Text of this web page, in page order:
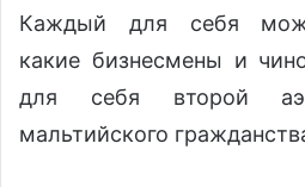
Каждый для себя
какие бизнесмены и
для себя второй
мальтийского